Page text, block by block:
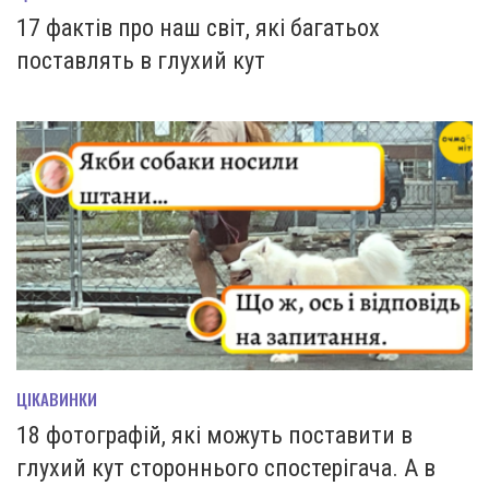
17 фактів про наш світ, які багатьох
поставлять в глухий кут
ЦІКАВИНКИ
18 фотографій, які можуть поставити в
глухий кут стороннього спостерігача. А в